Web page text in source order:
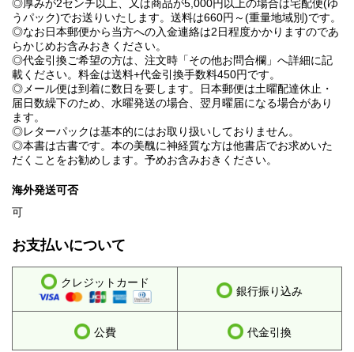
◎厚みが2センチ以上、又は商品が5,000円以上の場合は宅配便(ゆ
うパック)でお送りいたします。送料は660円～(重量地域別)です。
◎なお日本郵便から当方への入金連絡は2日程度かかりますのであ
らかじめお含みおきください。
◎代金引換ご希望の方は、注文時「その他お問合欄」へ詳細に記
載ください。料金は送料+代金引換手数料450円です。
◎メール便は到着に数日を要します。日本郵便は土曜配達休止・
届日数繰下のため、水曜発送の場合、翌月曜届になる場合があり
ます。
◎レターパックは基本的にはお取り扱いしておりません。
◎本書は古書です。本の美醜に神経質な方は他書店でお求めいた
だくことをお勧めします。予めお含みおきください。
海外発送可否
可
お支払いについて
クレジットカード
銀行振り込み
公費 代金引換